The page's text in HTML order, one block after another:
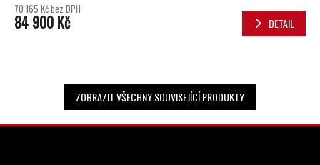
70 165 Kč bez DPH
84 900 Kč DETAIL
ZOBRAZIT VŠECHNY SOUVISEJÍCÍ PRODUKTY
ZÁPATÍ